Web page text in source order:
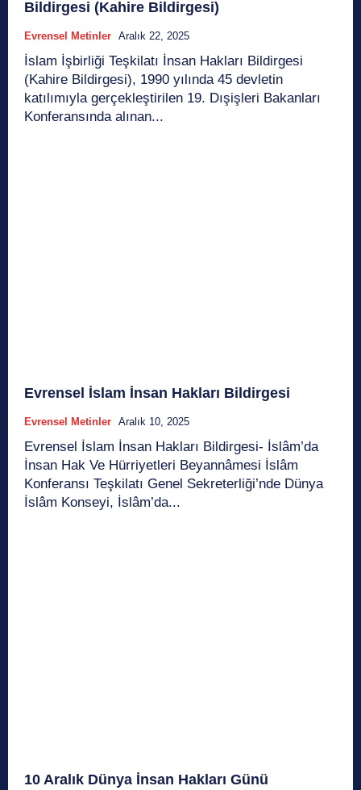
Bildirgesi (Kahire Bildirgesi)
Evrensel Metinler Aralık 22, 2025
İslam İşbirliği Teşkilatı İnsan Hakları Bildirgesi
(Kahire Bildirgesi), 1990 yılında 45 devletin
katılımıyla gerçekleştirilen 19. Dışişleri Bakanları
Konferansında alınan...
Evrensel İslam İnsan Hakları Bildirgesi
Evrensel Metinler Aralık 10, 2025
Evrensel İslam İnsan Hakları Bildirgesi- İslâm’da
İnsan Hak Ve Hürriyetleri Beyannâmesi İslâm
Konferansı Teşkilatı Genel Sekreterliği’nde Dünya
İslâm Konseyi, İslâm’da...
10 Aralık Dünya İnsan Hakları Günü